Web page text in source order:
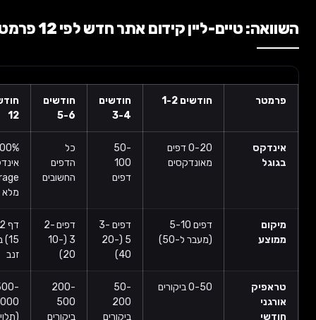
טיים-ליין קידום אתר חדש לפי 12 פרמטרים
חודשים 1-2
חודשים
חודשים
5-6
12
50-
100
כל
הדפים
החשובים
אינדקס +
coverage
5 (20-
3 (10-
20)
15) במילות
זנב
0-50 ביקורים
50-
200-
500
ביקורים
500-
(תלוי נישה)